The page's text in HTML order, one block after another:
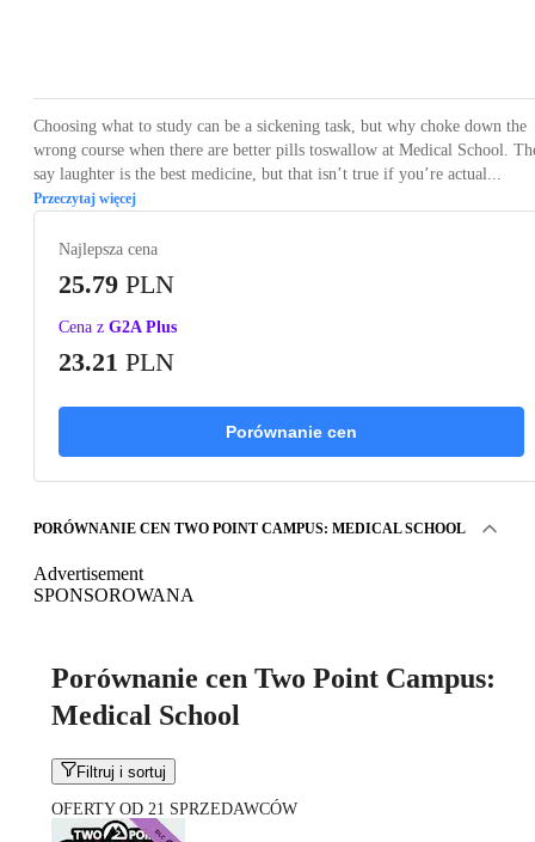
Choosing what to study can be a sickening task, but why choke down the
wrong course when there are better pills toswallow at Medical School.
say laughter is the best medicine, but that isn’t true if you’re actual...
Przeczytaj więcej
Najlepsza cena
25.79 PLN
Cena z G2A Plus
23.21 PLN
Porównanie cen
PORÓWNANIE CEN TWO POINT CAMPUS: MEDICAL SCHOOL
Advertisement
SPONSOROWANA
Porównanie cen Two Point Campus:
Medical School
Filtruj i sortuj
OFERTY OD 21 SPRZEDAWCÓW